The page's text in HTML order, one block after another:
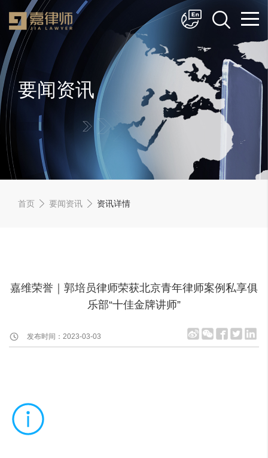
简体中文
English
要闻资讯
首页 要闻资讯 资讯详情
嘉维荣誉｜郭培员律师荣获北京青年律师案例私享俱
乐部“十佳金牌讲师”
发布时间：2023-03-03